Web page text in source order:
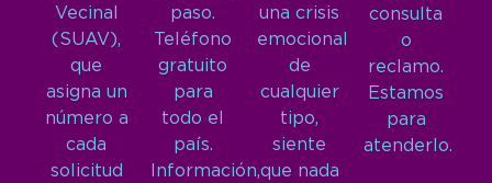
Vecinal
(SUAV),
que
asigna un
número a
cada
solicitud
paso.
Teléfono
gratuito
para
todo el
país.
Información,
una crisis
emocional
de
cualquier
tipo,
siente
que nada
consulta
o
reclamo.
Estamos
para
atenderlo.